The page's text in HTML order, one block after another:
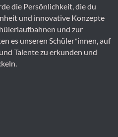
die Persönlichkeit, die du
und innovative Konzepte
und zur
es unseren Schüler*innen, auf
Talente zu erkunden und